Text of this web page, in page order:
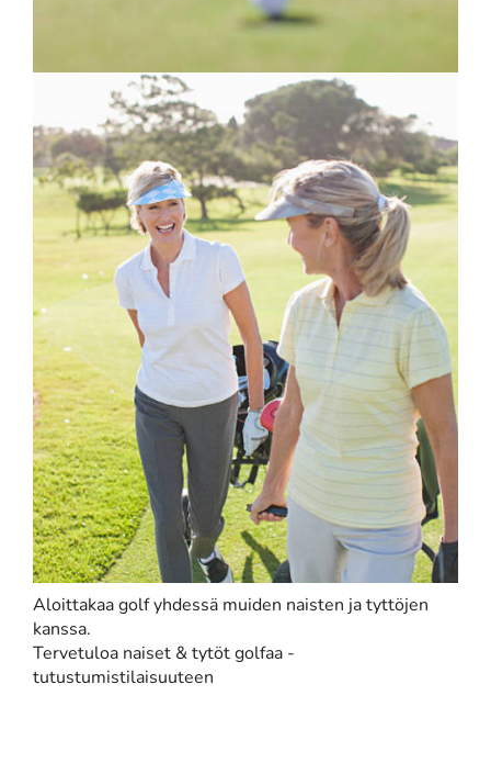
Aloittakaa golf yhdessä muiden naisten ja tyttöjen
kanssa.
Tervetuloa naiset & tytöt golfaa -
tutustumistilaisuuteen